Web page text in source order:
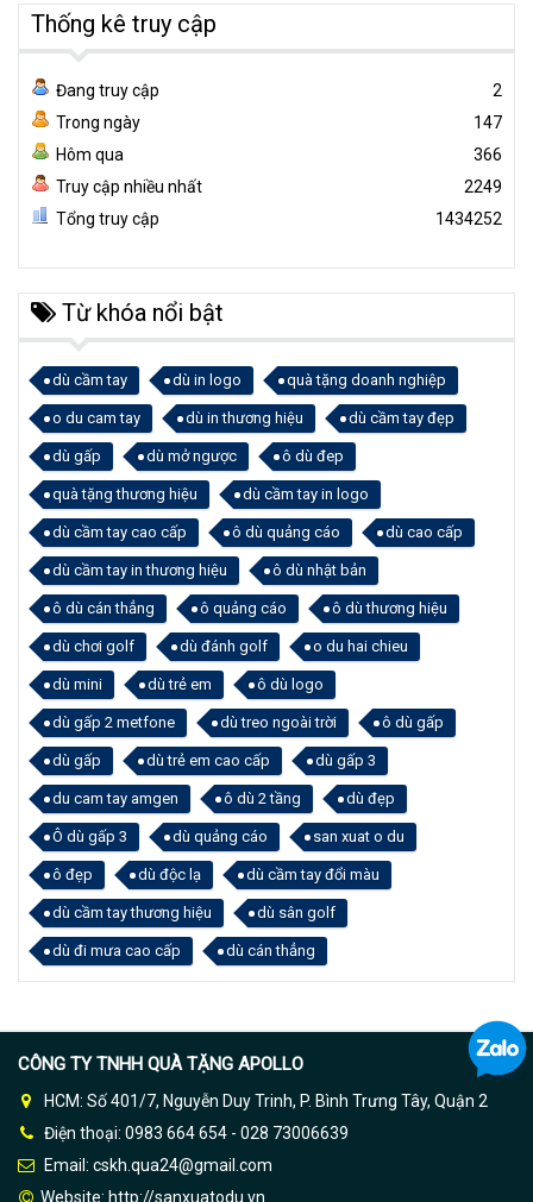
Thống kê truy cập
Đang truy cập
2
Trong ngày
147
Hôm qua
366
Truy cập nhiều nhất
2249
Tổng truy cập
1434252
Từ khóa nổi bật
dù cầm tay dù in logo quà tặng doanh nghiệp
o du cam tay dù in thương hiệu dù cầm tay đẹp
dù gấp dù mở ngược ô dù đep
quà tặng thương hiệu dù cầm tay in logo
dù cầm tay cao cấp ô dù quảng cáo dù cao cấp
dù cầm tay in thương hiệu ô dù nhật bản
ô dù cán thẳng ô quảng cáo ô dù thương hiệu
dù chơi golf dù đánh golf o du hai chieu
dù mini dù trẻ em ô dù logo
dù gấp 2 metfone dù treo ngoài trời ô dù gấp
dù gấp dù trẻ em cao cấp dù gấp 3
du cam tay amgen ô dù 2 tầng dù đẹp
Ô dù gấp 3 dù quảng cáo san xuat o du
ô đẹp dù độc lạ dù cầm tay đổi màu
dù cầm tay thương hiệu dù sân golf
dù đi mưa cao cấp dù cán thẳng
CÔNG TY TNHH QUÀ TẶNG APOLLO
HCM: Số 401/7, Nguyễn Duy Trinh, P. Bình Trưng Tây, Quận 2
Điện thoại: 0983 664 654 - 028 73006639
Email: cskh.qua24@gmail.com
Website: http://sanxuatodu.vn